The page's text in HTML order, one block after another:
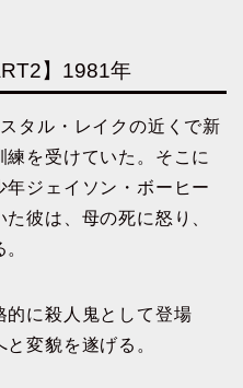
】1981年
タル・レイクの近くで新
を受けていた。そこに
ジェイソン・ボーヒー
彼は、母の死に怒り、
的に殺人鬼として登場
変貌を遂げる。